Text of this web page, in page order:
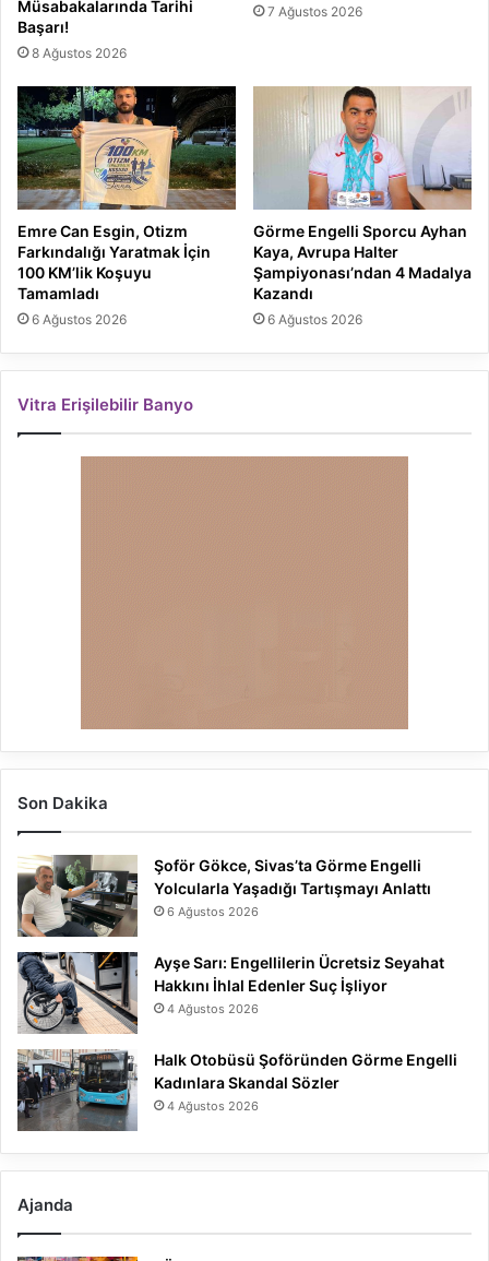
Müsabakalarında Tarihi
Başarı!
8 Ağustos 2026
7 Ağustos 2026
Emre Can Esgin, Otizm
Farkındalığı Yaratmak İçin
100 KM’lik Koşuyu
Tamamladı
6 Ağustos 2026
Görme Engelli Sporcu Ayhan
Kaya, Avrupa Halter
Şampiyonası’ndan 4 Madalya
Kazandı
6 Ağustos 2026
Vitra Erişilebilir Banyo
Son Dakika
Şoför Gökce, Sivas’ta Görme Engelli
Yolcularla Yaşadığı Tartışmayı Anlattı
6 Ağustos 2026
Ayşe Sarı: Engellilerin Ücretsiz Seyahat
Hakkını İhlal Edenler Suç İşliyor
4 Ağustos 2026
Halk Otobüsü Şoföründen Görme Engelli
Kadınlara Skandal Sözler
4 Ağustos 2026
Ajanda